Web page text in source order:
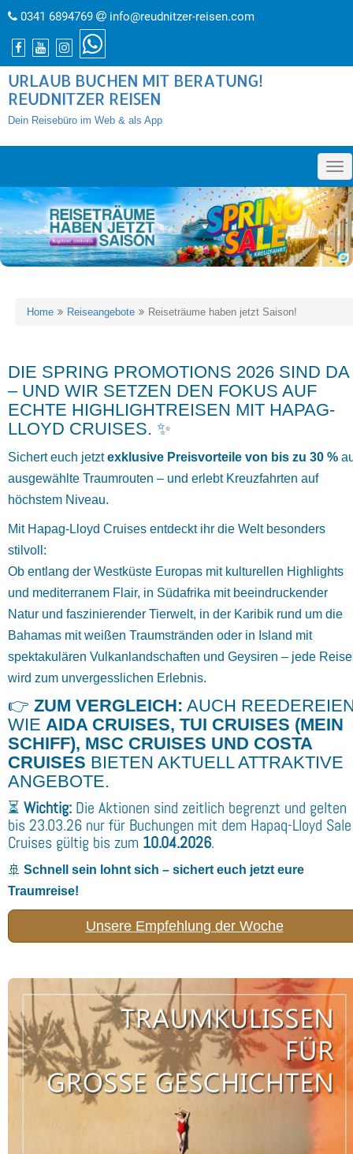
0341 6894769 info@reudnitzer-reisen.com
URLAUB BUCHEN MIT BERATUNG!
REUDNITZER REISEN
Dein Reisebüro im Web & als App
»
Home Reiseangebote Reiseträume haben jetzt Saison!
DIE SPRING PROMOTIONS 2026 SIND DA
– UND WIR SETZEN DEN FOKUS AUF
ECHTE HIGHLIGHTREISEN MIT HAPAG-
LLOYD CRUISES. ✨
Sichert euch jetztexklusive Preisvorteile von bis zu 30 %
ausgewählte Traumrouten – und erlebt Kreuzfahrten auf
höchstem Niveau.
Mit Hapag-Lloyd Cruises entdeckt ihr die Welt besonders
stilvoll:
Ob entlang der Westküste Europas mit kulturellen Highlights
und mediterranem Flair, in Südafrika mit beeindruckender
Natur und faszinierender Tierwelt, in der Karibik rund um die
Bahamas mit weißen Traumstränden oder in Island mit
spektakulären Vulkanlandschaften und Geysiren – jede Reise
wird zum unvergesslichen Erlebnis.
👉 ZUM VERGLEICH: AUCH
WIE AIDA CRUISES, TUI CRUISES (MEIN
SCHIFF), MSC CRUISES UND COSTA
CRUISES BIETEN AKTUELL ATTRAKTIVE
ANGEBOTE.
⏳ Wichtig: Die Aktionen sind zeitlich begrenzt und gelten
bis 23.03.26 nur für Buchungen mit dem Hapaq-Lloyd Sale
Cruises gültig bis zum 10.04.2026.
🚢 Schnell sein lohnt sich – sichert euch jetzt eure
Traumreise!
Unsere Empfehlung der Woche